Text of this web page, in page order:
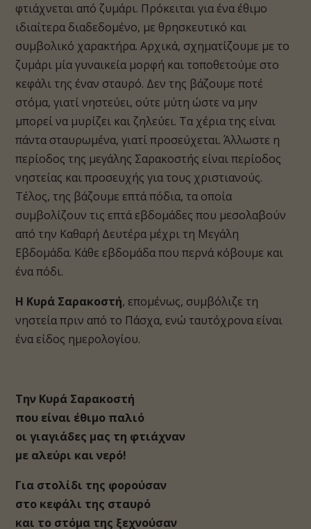
φτιάχνεται από ζυμάρι. Πρόκειται για ένα έθιμο
ιδιαίτερα διαδεδομένο, με θρησκευτικό και
συμβολικό χαρακτήρα. Αρχικά, σχηματίζουμε με το
ζυμάρι μία γυναικεία μορφή και τοποθετούμε στο
κεφάλι της έναν σταυρό. Δεν της βάζουμε ποτέ
στόμα, γιατί νηστεύει, ούτε μύτη ώστε να μην
μπορεί να μυρίζει και ζηλεύει. Τα χέρια της είναι
πάντα σταυρωμένα, γιατί προσεύχεται. Άλλωστε η
περίοδος της μεγάλης Σαρακοστής είναι περίοδος
νηστείας και προσευχής για τους χριστιανούς.
Τέλος, της βάζουμε επτά πόδια, τα οποία
συμβολίζουν τις επτά εβδομάδες που μεσολαβούν
από την Καθαρή Δευτέρα μέχρι τη Μεγάλη
Εβδομάδα. Κάθε εβδομάδα που περνά κόβουμε και
ένα πόδι.
Η Κυρά Σαρακοστή, επομένως, συμβόλιζε τη
νηστεία πριν από το Πάσχα, ενώ ταυτόχρονα είναι
ένα είδος ημερολογίου.
Την Κυρά Σαρακοστή
που είναι έθιμο παλιό
οι γιαγιάδες μας τη φτιάχναν
με αλεύρι και νερό!
Για στολίδι της φορούσαν
στο κεφάλι της σταυρό
και το στόμα της ξεχνούσαν